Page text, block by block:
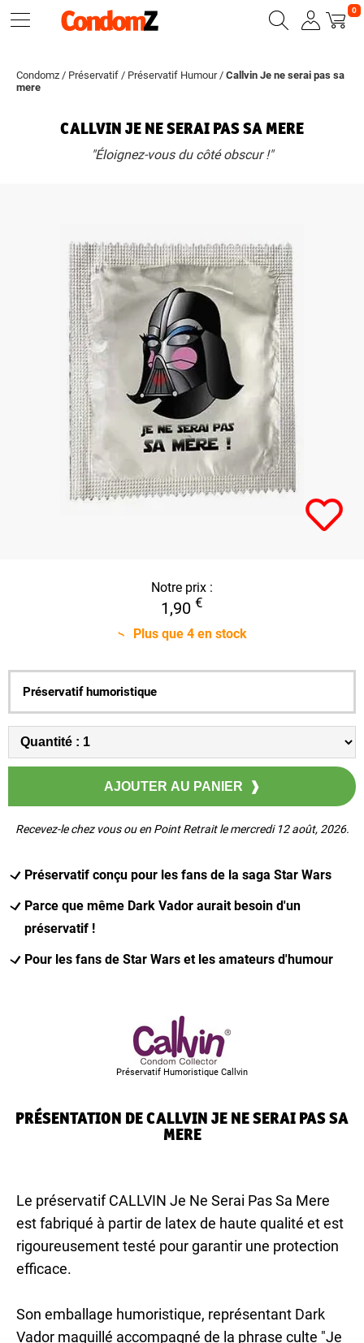
0
Condomz / Préservatif / Préservatif Humour/ Callvin Je ne serai pas sa
mere
CALLVIN JE NE SERAI PAS SA MERE
"Éloignez-vous du côté obscur !"
Notre prix :
1,90 €
Plus que 4en stock
Préservatif humoristique
Recevez-le chez vous ou en Point Retrait le mercredi 12 août, 2026.
Préservatif conçu pour les fans de la saga Star Wars
Parce que même Dark Vador aurait besoin d'un
préservatif !
Pour les fans de Star Wars et les amateurs d'humour
Préservatif Humoristique Callvin
PRÉSENTATION DE CALLVIN JE NE SERAI PAS SA
MERE
Le préservatif CALLVIN Je Ne Serai Pas Sa Mere
est fabriqué à partir de latex de haute qualité et est
rigoureusement testé pour garantir une protection
efficace.
Son emballage humoristique, représentant Dark
Vador maquillé accompagné de la phrase culte "Je